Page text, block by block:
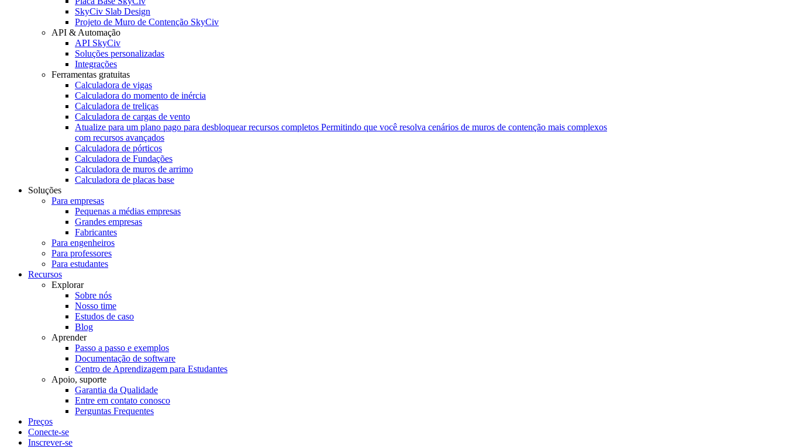
SkyCiv Slab Design
Projeto de Muro de Contenção SkyCiv
API & Automação
API SkyCiv
Soluções personalizadas
Integrações
Ferramentas gratuitas
Calculadora de vigas
Calculadora do momento de inércia
Calculadora de treliças
Calculadora de cargas de vento
Atualize para um plano pago para desbloquear recursos completos Permitindo que você resolva cenários de muros de contenção mais complexos
com recursos avançados
Calculadora de pórticos
Calculadora de Fundações
Calculadora de muros de arrimo
Calculadora de placas base
Soluções
Para empresas
Pequenas a médias empresas
Grandes empresas
Fabricantes
Para engenheiros
Para professores
Para estudantes
Recursos
Explorar
Sobre nós
Nosso time
Estudos de caso
Blog
Aprender
Passo a passo e exemplos
Documentação de software
Centro de Aprendizagem para Estudantes
Apoio, suporte
Garantia da Qualidade
Entre em contato conosco
Perguntas Frequentes
Preços
Conecte-se
Inscrever-se